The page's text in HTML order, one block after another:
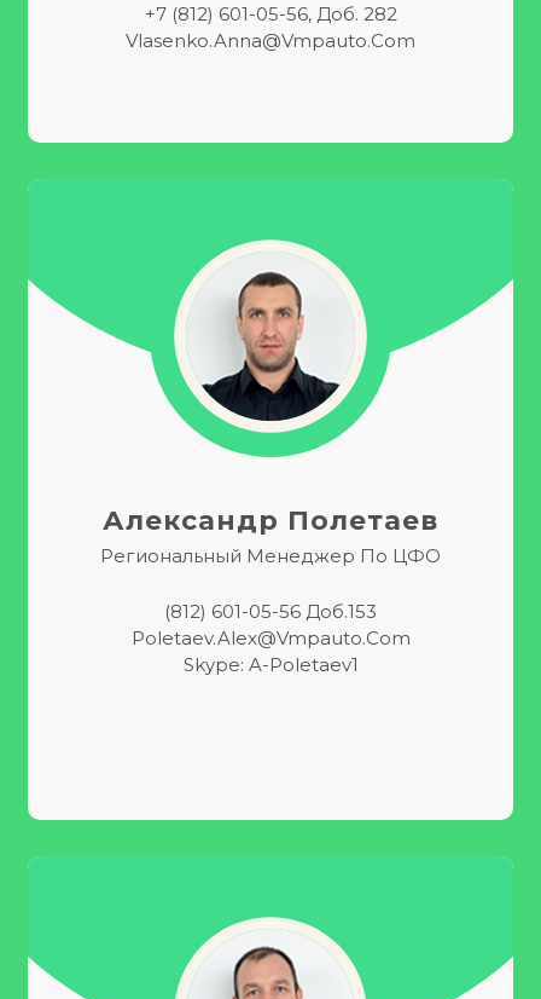
+7 (812) 601-05-56, Доб. 282
Vlasenko.anna@vmpauto.com
Александр Полетаев
Региональный Менеджер По ЦФО
(812) 601-05-56 Доб.153
Poletaev.Alex@vmpauto.com
Skype: A-Poletaev1